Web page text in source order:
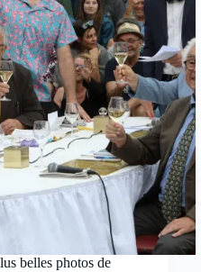
belles photos de